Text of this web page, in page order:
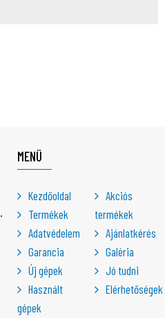
MENÜ
Kezdőoldal
Termékek
Adatvédelem
Garancia
Új gépek
Használt
gépek
Akciós
termékek
Ajánlatkérés
Galéria
Jó tudni
Elérhetőségek